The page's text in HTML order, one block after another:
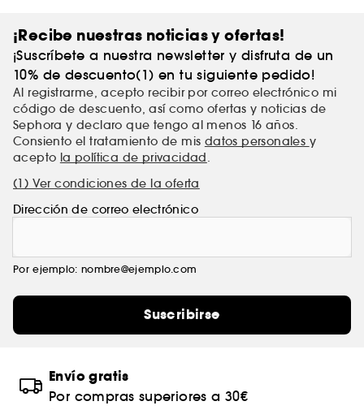
¡Recibe nuestras noticias y ofertas!
¡Suscríbete a nuestra newsletter y disfruta de un
10% de descuento(1) en tu siguiente pedido!
Al registrarme, acepto recibir por correo electrónico mi
código de descuento, así como ofertas y noticias de
Sephora y declaro que tengo al menos 16 años.
Consiento el tratamiento de mis datos personales y
acepto la política de privacidad.
(1) Ver condiciones de la oferta
Dirección de correo electrónico
Por ejemplo: nombre@ejemplo.com
Suscribirse
Envío gratis
Por compras superiores a 30€